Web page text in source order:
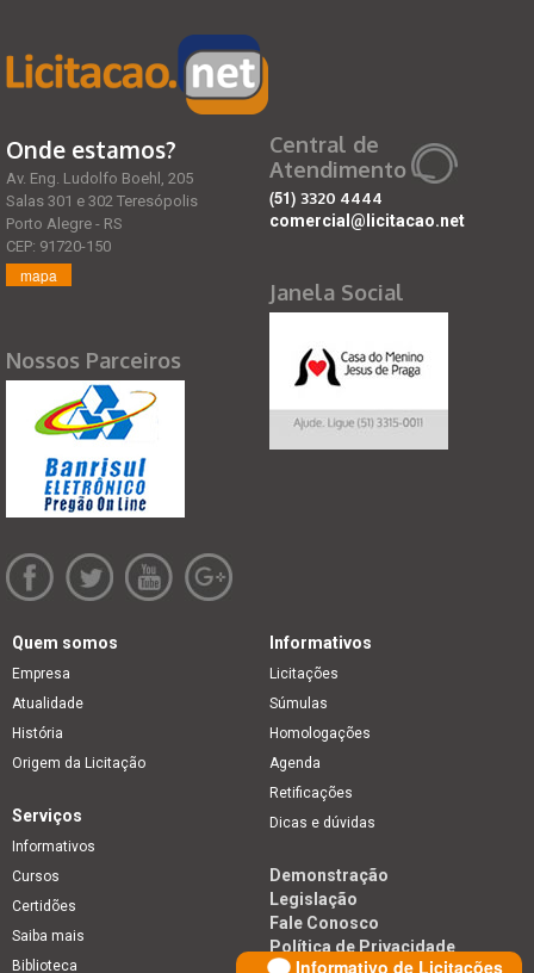
Informativo de Licitações
Onde estamos?
Av. Eng. Ludolfo Boehl, 205
Salas 301 e 302 Teresópolis
Porto Alegre - RS
CEP: 91720-150
mapa
Nossos Parceiros
Central de
Atendimento
(51) 3320 4444
comercial@licitacao.net
Janela Social
Quem somos
Empresa
Atualidade
História
Origem da Licitação
Informativos
Licitações
Súmulas
Homologações
Agenda
Retificações
Dicas e dúvidas
Serviços
Informativos
Cursos
Certidões
Saiba mais
Biblioteca
Demonstração
Legislação
Fale Conosco
Política de Privacidade